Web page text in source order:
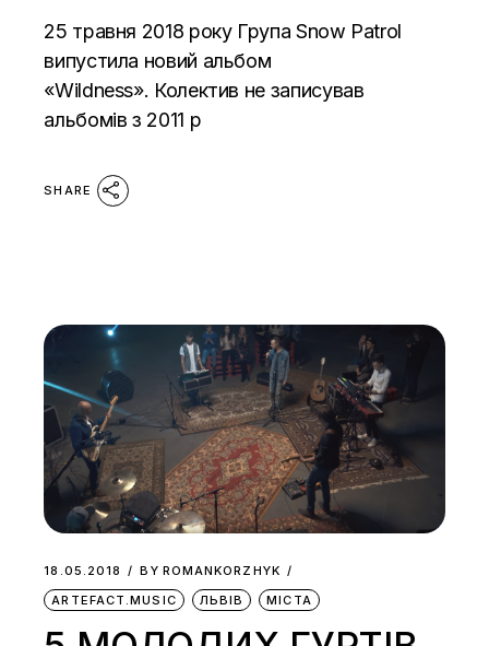
25 травня 2018 року Група Snow Patrol
випустила новий альбом
«Wildness». Колектив не записував
альбомів з 2011 р
SHARE
18.05.2018 BY ROMANKORZHYK
ARTEFACT.MUSIC
ЛЬВІВ МІСТА